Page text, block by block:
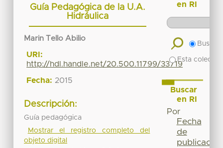
Guía Pedagógica de la U.A.
Hidráulica
Marin Tello Abilio
URI:
http://hdl.handle.net/20.500.11799/33719
Fecha: 2015
Descripción:
Guía pedagógica
Mostrar el registro completo del
objeto digital
en RI
Buscar
Esta
Buscar
en RI
Por
Fecha
de
publicación